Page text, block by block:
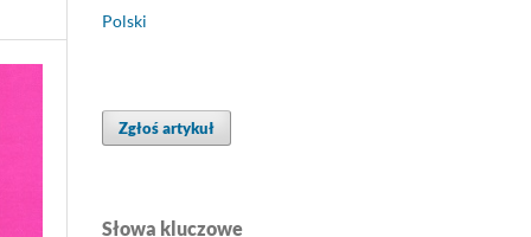
Polski
Zgłoś artykuł
Słowa kluczowe